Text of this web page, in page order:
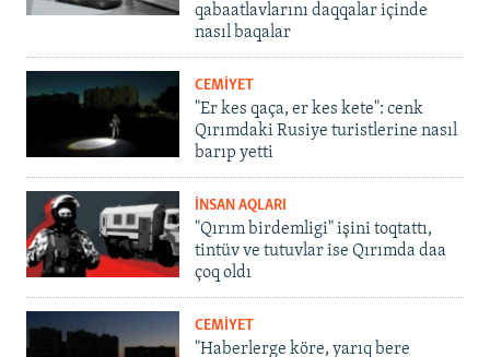
qabaatlavlarını daqqalar içinde
nasıl baqalar
CEMİYET
"Er kes qaça, er kes kete": cenk
Qırımdaki Rusiye turistlerine nasıl
barıp yetti
İNSAN AQLARI
"Qırım birdemligi" işini toqtattı,
tintüv ve tutuvlar ise Qırımda daa
çoq oldı
CEMİYET
"Haberlerge köre, yarıq bere